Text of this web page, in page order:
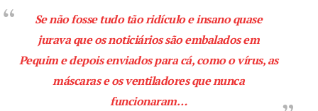
Se não fosse tudo tão ridículo e insano quase
jurava que os noticiários são embalados em
Pequim e depois enviados para cá, como o vírus, as
máscaras e os ventiladores que nunca
funcionaram…